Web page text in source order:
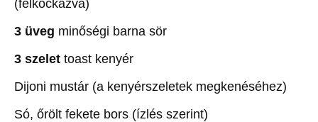
(felkockázva)
3 üveg minőségi barna sör
3 szelet toast kenyér
Dijoni mustár (a kenyérszeletek megkenéséhez)
Só, őrölt fekete bors (ízlés szerint)